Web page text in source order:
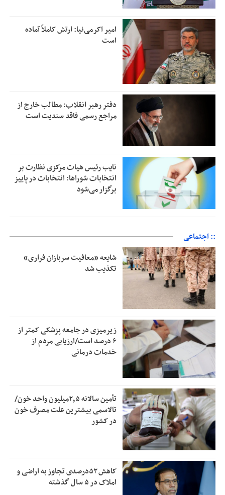
امیر اکرمی‌نیا: ارتش کاملاً آماده
است
دفتر رهبر انقلاب: مطالب خارج از
مراجع رسمی فاقد سندیت است
نایب رئیس هیات مرکزی نظارت بر
انتخابات شوراها: انتخابات در پاییز
برگزار می‌شود
:: اجتماعی
شایعه «معافیت سربازان فراری»
تکذیب شد
زیرمیزی در جامعه پزشکی کمتر از
۶ درصد است/ارزیابی مردم از
خدمات درمانی
تأمین سالانه ۲٫۵میلیون واحد خون/
تالاسمی بیشترین علت مصرف‌ خون
در کشور
کاهش ۵۲درصدی تجاوز به اراضی و
املاک در ۵ سال گذشته